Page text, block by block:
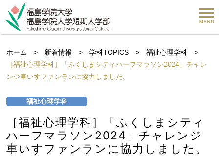
ホーム > 新着情報 >学科TOPICS >福祉心理学科 >
［福祉心理学科］「ふくしまシティハーフマラソン2024」チャレ
ンジ車いすファンランに協力しました。
福祉心理学科
［福祉心理学科］「ふくしまシティ
ハーフマラソン2024」チャレンジ
車いすファンランに協力しました。